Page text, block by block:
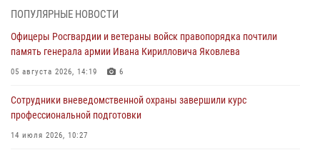
04 августа 2026, 09:05
Росгвардия обеспечила безопасность граждан на праздновании
Дня ВДВ в Липецке
03 августа 2026, 13:43
Росгвардейцы обеспечили безопасность граждан в День Лев-
Толстовского района
03 августа 2026, 13:41
ПОПУЛЯРНЫЕ НОВОСТИ
Офицеры Росгвардии и ветераны войск правопорядка почтили
память генерала армии Ивана Кирилловича Яковлева
05 августа 2026, 14:19 6
Сотрудники вневедомственной охраны завершили курс
профессиональной подготовки
14 июля 2026, 10:27